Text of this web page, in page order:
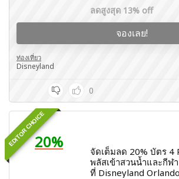
ลดสูงสุด 13% off
จองเลย!
ท่องเที่ยว
Disneyland
0
EDITOR CHOICE20%
จัดเต็มลด 20% บัตร 4
พลัสเข้าสวนน้ำและกีฬ
ที่ Disneyland Orlando